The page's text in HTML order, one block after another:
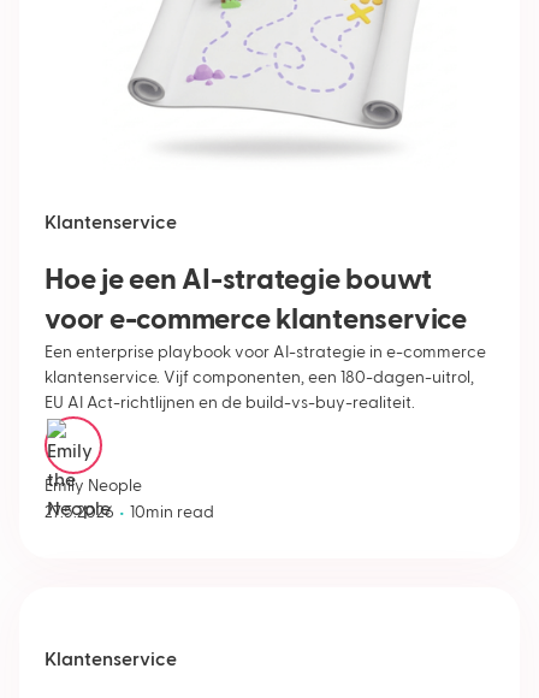
Klantenservice
Hoe je een AI-strategie bouwt
voor e-commerce klantenservice
Een enterprise playbook voor AI-strategie in e-commerce
klantenservice. Vijf componenten, een 180-dagen-uitrol,
EU AI Act-richtlijnen en de build-vs-buy-realiteit.
Emily Neople
27.5.2026 • 10min read
Klantenservice